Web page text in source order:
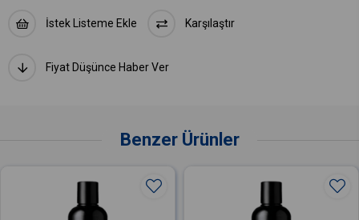
İstek Listeme Ekle Karşılaştır
Fiyat Düşünce Haber Ver
Benzer Ürünler